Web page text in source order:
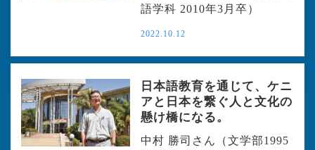
語学科 2010年3月卒）
2022.10.12
日本語教育を通じて、ケニ
アと日本を繋ぐ人と文化の
懸け橋になる。
中村 勝司さん（文学部1995